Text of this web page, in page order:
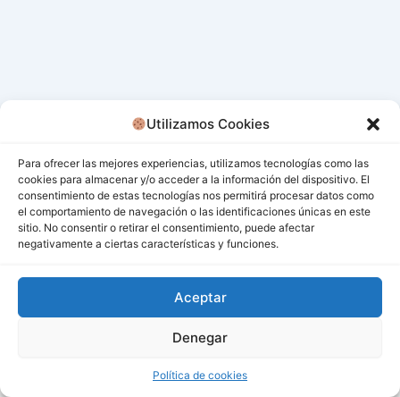
Utilizamos Cookies
Para ofrecer las mejores experiencias, utilizamos tecnologías como las
cookies para almacenar y/o acceder a la información del dispositivo. El
consentimiento de estas tecnologías nos permitirá procesar datos como
el comportamiento de navegación o las identificaciones únicas en este
sitio. No consentir o retirar el consentimiento, puede afectar
negativamente a ciertas características y funciones.
Aceptar
Denegar
Política de cookies
Todos los derechos © 2026 San Miguel De Los Bancos |